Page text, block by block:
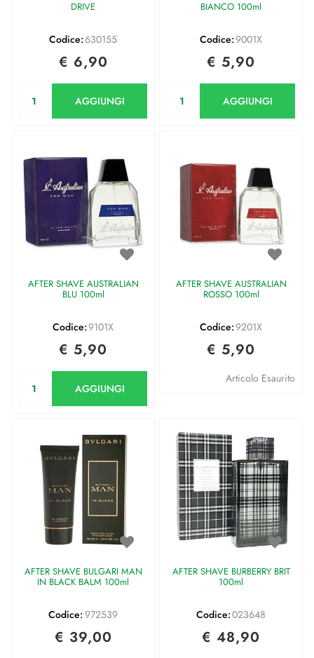
DRIVE
Codice:630155
€ 6,90
AGGIUNGI
BIANCO 100ml
Codice:9001X
€ 5,90
AGGIUNGI
AFTER SHAVE AUSTRALIAN
BLU 100ml
Codice:9101X
€ 5,90
AGGIUNGI
AFTER SHAVE AUSTRALIAN
ROSSO 100ml
Codice:9201X
€ 5,90
Articolo Esaurito
AFTER SHAVE BULGARI MAN
IN BLACK BALM 100ml
Codice: 972539
€ 39,00
AFTER SHAVE BURBERRY BRIT
100ml
Codice:023648
€ 48,90